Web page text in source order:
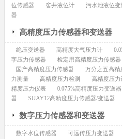
位传感器
窖井液位计 污水池液位变
器
高精度压力传感器和变送器
绝压变送器 高精度大气压力计
字压力传感器
检定用高精度压力传感器
国产高精度压力传感器
万分之五高精
力测量
高精度压力检测 高精度压力
精度压力仪表
0.075%高精度压力变送器
器
SUAY12高精度压力传感器/变送器
数字压力传感器和变送器
数字水位传感器 可远传压力变送器